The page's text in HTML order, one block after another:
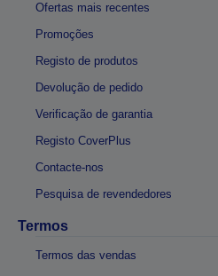
Ofertas mais recentes
Promoções
Registo de produtos
Devolução de pedido
Verificação de garantia
Registo CoverPlus
Contacte-nos
Pesquisa de revendedores
Termos
Termos das vendas